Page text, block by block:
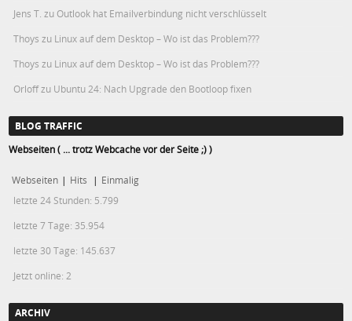
Jens T. zu Outlook hat Emailverbindung nicht verschlüsselt
Thoys zu Linux auf dem Desktop – Wo ist das Problem???
Thoys zu Linux auf dem Desktop – Wo ist das Problem???
Orloffzu Ubuntu 24: Nach Upgrade den Bootloop fixen
BLOG TRAFFIC
Webseiten ( ... trotz Webcache vor der Seite ;) )
Webseiten | Hits | Einmalig
letzte 24 Stunden: 5.799
letzte 7 Tage: 35.954
letzte 30 Tage: 145.637
Jetzt online: 2
ARCHIV